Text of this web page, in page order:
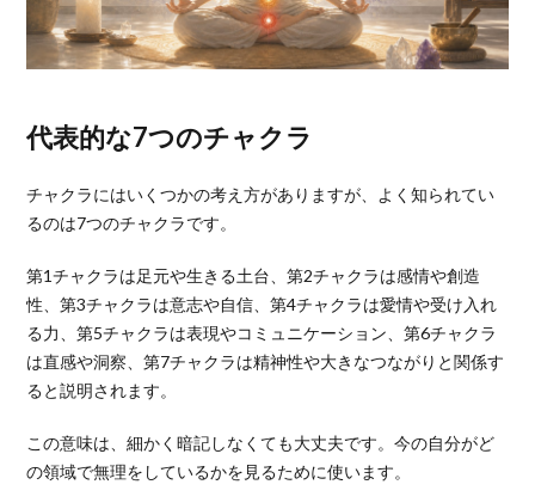
代表的な7つのチャクラ
チャクラにはいくつかの考え方がありますが、よく知られてい
るのは7つのチャクラです。
第1チャクラは足元や生きる土台、第2チャクラは感情や創造
性、第3チャクラは意志や自信、第4チャクラは愛情や受け入れ
る力、第5チャクラは表現やコミュニケーション、第6チャクラ
は直感や洞察、第7チャクラは精神性や大きなつながりと関係す
ると説明されます。
この意味は、細かく暗記しなくても大丈夫です。今の自分がど
の領域で無理をしているかを見るために使います。